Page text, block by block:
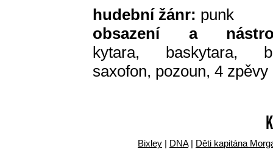
hudební žánr: punk
obsazení a
kytara, baskytara,
saxofon, pozoun, 4 zpěvy
Bixley | DNA| Děti kapitána